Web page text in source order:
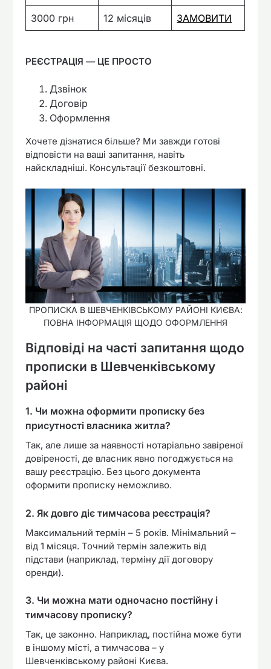
3000 грн 12 місяців ЗАМОВИТИ
РЕЄСТРАЦІЯ — ЦЕ ПРОСТО
Дзвінок
Договір
Оформлення
Хочете дізнатися більше? Ми завжди готові
відповісти на ваші запитання, навіть
найскладніші. Консультації безкоштовні.
ПРОПИСКА В ШЕВЧЕНКІВСЬКОМУ РАЙОНІ КИЄВА:
ПОВНА ІНФОРМАЦІЯ ЩОДО ОФОРМЛЕННЯ
Відповіді на часті запитання щодо
прописки в Шевченківському
районі
1. Чи можна оформити прописку без
присутності власника житла?
Так, але лише за наявності нотаріально завіреної
довіреності, де власник явно погоджується на
вашу реєстрацію. Без цього документа
оформити прописку неможливо.
2. Як довго діє тимчасова реєстрація?
Максимальний термін – 5 років. Мінімальний –
від 1 місяця. Точний термін залежить від
підстави (наприклад, терміну дії договору
оренди).
3. Чи можна мати одночасно постійну і
тимчасову прописку?
Так, це законно. Наприклад, постійна може бути
в іншому місті, а тимчасова – у
Шевченківському районі Києва.